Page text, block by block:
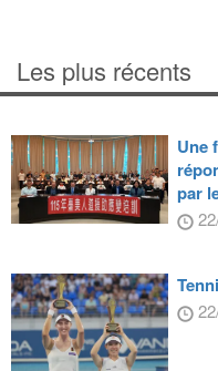
Les plus récents
Une
par